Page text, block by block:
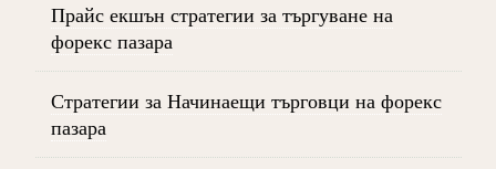
Прайс екшън стратегии за търгуване на
форекс пазара
Стратегии за Начинаещи търговци на форекс
пазара